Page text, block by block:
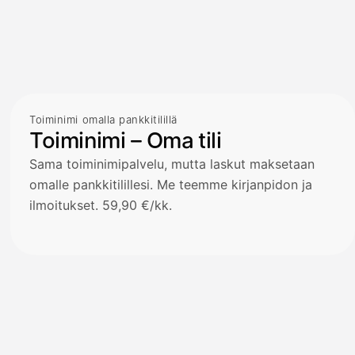
Toiminimi omalla pankkitilillä
Toiminimi – Oma tili
Sama toiminimipalvelu, mutta laskut maksetaan
omalle pankkitilillesi. Me teemme kirjanpidon ja
ilmoitukset. 59,90 €/kk.